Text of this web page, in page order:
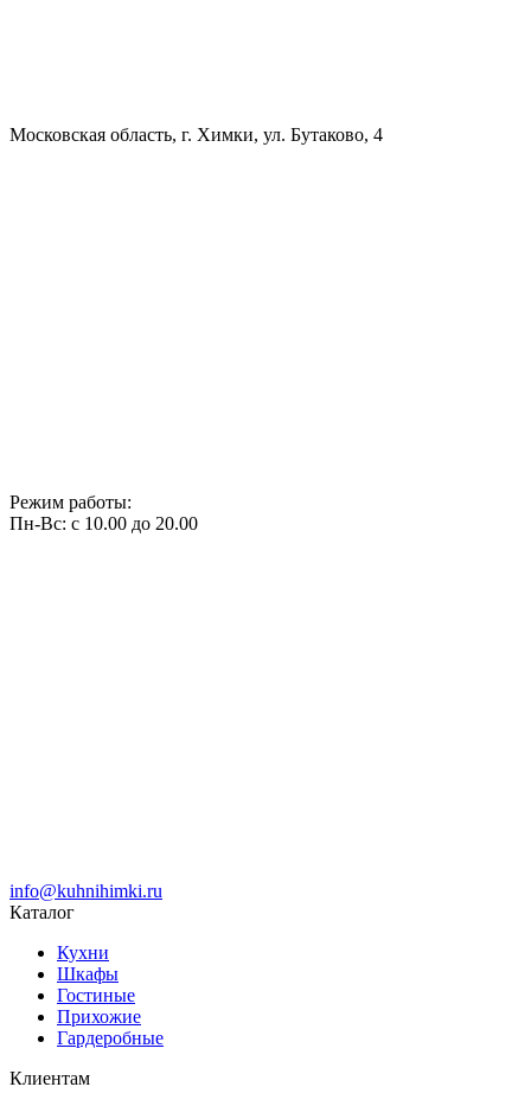
Московская область, г. Химки, ул. Бутаково, 4
Режим работы:
Пн-Вс: с 10.00 до 20.00
info@kuhnihimki.ru
Каталог
Кухни
Шкафы
Гостиные
Прихожие
Гардеробные
Клиентам